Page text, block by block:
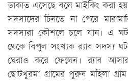
ডাকাত এসেছে বলে মাইকিং করা
সদস্যদের চিনতে না পেরে
সদস্যরা কৌশলে চলে যান। এ
থেকে বিপুল সংখ্যক র‌্যাব সদস্য
ঘেরাও করে ফেলেন। র‌্যাব
ছোটখুরমা গ্রামের পুরুষ মহিলা